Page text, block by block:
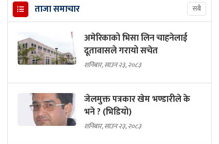
ताजा समाचार सबै
अमेरिकाको भिसा लिन चाहनेलाई
दूतावासले गरायो सचेत
शनिबार, साउन २३, २०८३
जेलमुक्त पत्रकार खेम भण्डारीले के
भने ? (भिडियो)
शनिबार, साउन २३, २०८३